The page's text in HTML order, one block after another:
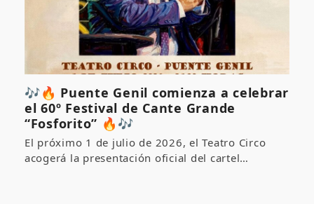
🎶🔥 Puente Genil comienza a celebrar
el 60º Festival de Cante Grande
“Fosforito” 🔥🎶
El próximo 1 de julio de 2026, el Teatro Circo
acogerá la presentación oficial del cartel…